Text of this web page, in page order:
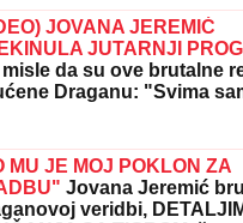
BOŽINOVSKA SA
Snajka Bojana
pevačica se sunča:
jahte, ovako se baškare